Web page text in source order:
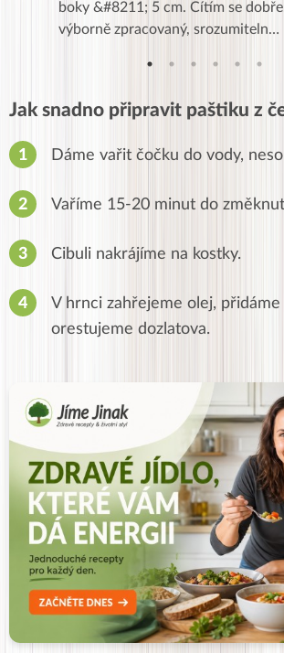
boky &#8211; 5 cm. Cítím se
výborně zpracovaný, srozumiteln…
Jak snadno připravit paštiku z
Dáme vařit čočku do vody,
Vaříme 15-20 minut do
Cibuli nakrájíme na kostky.
V hrnci zahřejeme olej, přidáme
orestujeme dozlatova.